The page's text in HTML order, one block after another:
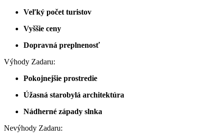
Veľký počet turistov
Vyššie ceny
Dopravná preplnenosť
Výhody Zadaru:
Pokojnejšie prostredie
Úžasná starobylá architektúra
Nádherné západy slnka
Nevýhody Zadaru: